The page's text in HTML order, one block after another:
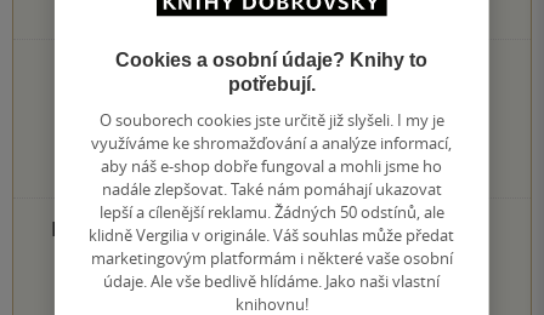
0hodnocení čtenářů
0×
5 hvězdiček
0×
4 hvězdičky
0×
3 hvězdičky
0×
2 hvězdičky
0×
1 hvezdička
PŘIDEJTE SVÉ HODNOCENÍ PRODUKTU
1 2 3 4 5
Cookies a osobní údaje? Knihy to
potřebují.
O souborech cookies jste určitě již slyšeli. I my je
využíváme ke shromažďování a analýze informací,
aby náš e-shop dobře fungoval a mohli jsme ho
nadále zlepšovat. Také nám pomáhají ukazovat
lepší a cílenější reklamu. Žádných 50 odstínů, ale
klidně Vergilia v originále. Váš souhlas může předat
marketingovým platformám i některé vaše osobní
údaje. Ale vše bedlivě hlídáme. Jako naši vlastní
knihovnu!